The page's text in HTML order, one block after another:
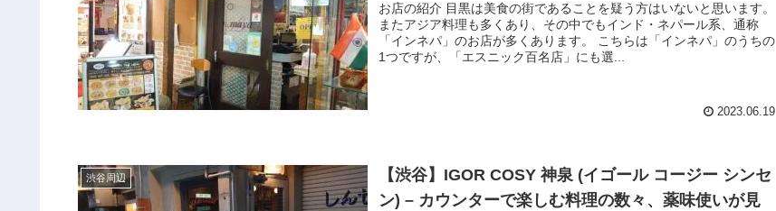
お店の紹介 目黒は美食の街であることを疑う方はいないと思います。
またアジア料理も多くあり、その中でもインド・ネパール系、通称
「インネパ」のお店が多くあります。 こちらは「インネパ」のうちの
1つですが、「エスニック百名店」にも選...
2023.06.19
渋谷周辺
【渋谷】IGOR COSY 神泉 (イゴール コージー シンセ
ン) – カウンターで楽しむ料理の数々、薬味使いが見